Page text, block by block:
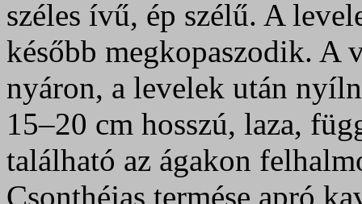
széles ívű, ép szélű. A
később megkopaszodik. A
nyáron, a levelek után
15–20 cm hosszú, laza,
található az ágakon
Csonthéjas termése apró